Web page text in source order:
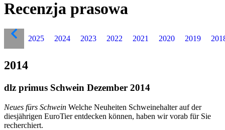
Recenzja prasowa
2025 2024 2023 2022 2021 2020 2019
2014
dlz primus Schwein Dezember 2014
Neues fürs Schwein Welche Neuheiten Schweinehalter auf der
diesjährigen EuroTier entdecken können, haben wir vorab für Sie
recherchiert.